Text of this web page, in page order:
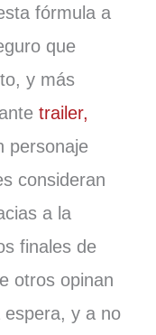
fórmula a
que
y más
trailer,
personaje
consideran
a la
finales de
otros opinan
y a no